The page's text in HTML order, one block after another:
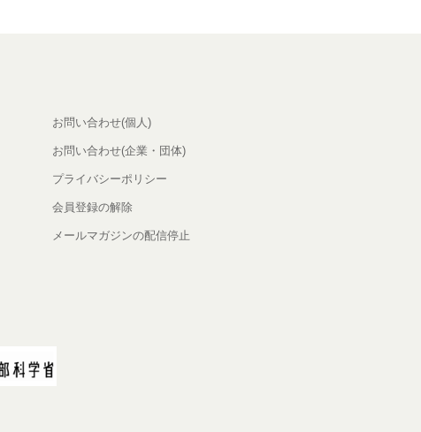
お問い合わせ(個人)
お問い合わせ(企業・団体)
プライバシーポリシー
会員登録の解除
メールマガジンの配信停止